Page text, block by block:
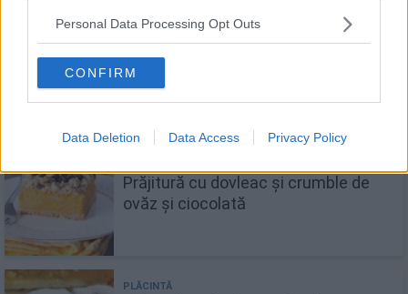
Personal Data Processing Opt Outs
CONFIRM
Data Deletion Data Access Privacy Policy
Dovleac copt - cea mai simplă rețetă
Prăjitură cu dovleac și crumble de
ovăz și ciocolată